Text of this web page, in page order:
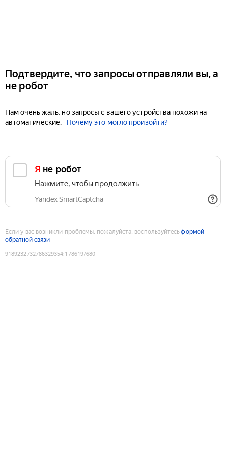
Подтвердите, что запросы отправляли вы, а
не робот
Нам очень жаль, но запросы с вашего устройства похожи на
автоматические.
Почему это могло произойти?
Я не робот
Нажмите, чтобы продолжить
Yandex SmartCaptcha
Если у вас возникли проблемы, пожалуйста, воспользуйтесьформой
обратной связи
9189232732786329354:1786197680